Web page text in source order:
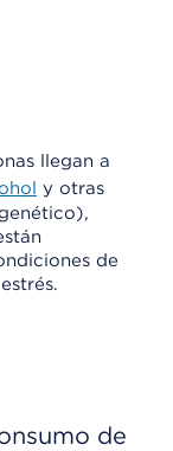
llegan a
y otras
de
de